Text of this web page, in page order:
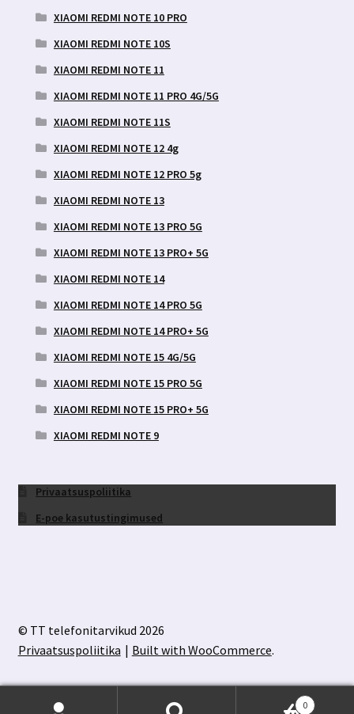
XIAOMI REDMI NOTE 10 PRO
XIAOMI REDMI NOTE 10S
XIAOMI REDMI NOTE 11
XIAOMI REDMI NOTE 11 PRO 4G/5G
XIAOMI REDMI NOTE 11S
XIAOMI REDMI NOTE 12 4g
XIAOMI REDMI NOTE 12 PRO 5g
XIAOMI REDMI NOTE 13
XIAOMI REDMI NOTE 13 PRO 5G
XIAOMI REDMI NOTE 13 PRO+ 5G
XIAOMI REDMI NOTE 14
XIAOMI REDMI NOTE 14 PRO 5G
XIAOMI REDMI NOTE 14 PRO+ 5G
XIAOMI REDMI NOTE 15 4G/5G
XIAOMI REDMI NOTE 15 PRO 5G
XIAOMI REDMI NOTE 15 PRO+ 5G
XIAOMI REDMI NOTE 9
Privaatsuspoliitika
E-poe kasutustingimused
© TT telefonitarvikud 2026
Privaatsuspoliitika
Built with WooCommerce.
0